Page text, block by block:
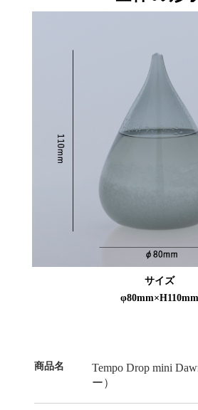
サイズ
φ80mm×H110mm
商品名
Tempo Drop mini
ー）